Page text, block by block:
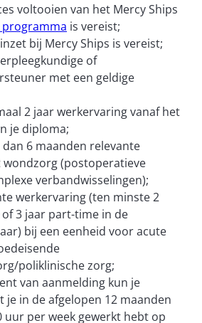
voltooien van het Mercy Ships
programma is vereist;
bij Mercy Ships is vereist;
of
met een geldige
2 jaar werkervaring vanaf het
je diploma;
dan 6 maanden relevante
wondzorg (postoperatieve
verbandwisselingen);
werkervaring (ten minste 2
3 jaar part-time in de
bij een eenheid voor acute
poliklinische zorg;
van aanmelding kun je
je in de afgelopen 12 maanden
uur per week gewerkt hebt op